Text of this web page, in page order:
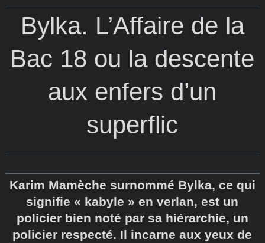
Bylka. L’Affaire de la
Bac 18 ou la descente
aux enfers d’un
superflic
Karim Mamèche surnommé Bylka, ce qui
signifie « kabyle » en verlan, est un
policier bien noté par sa hiérarchie, un
policier respecté. Il incarne aux yeux de